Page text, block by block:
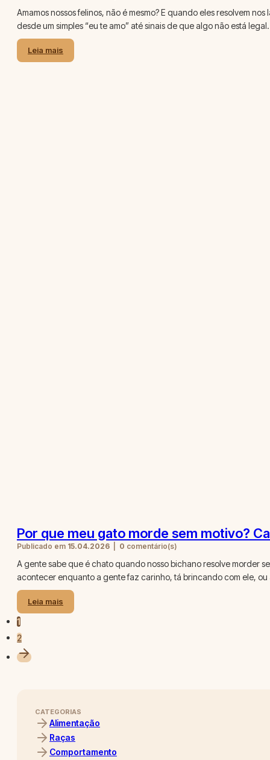
Amamos nossos felinos, não é mesmo? E quando eles resolvem
desde um simples “eu te amo” até sinais de que algo não está
Leia mais
Por que meu gato morde sem motivo?
Publicado em 15.04.2026 0 comentário(s)
A gente sabe que é chato quando nosso bichano resolve morder
acontecer enquanto a gente faz carinho, tá brincando com ele,
Leia mais
1
2
CATEGORIAS
Alimentação
Raças
Comportamento